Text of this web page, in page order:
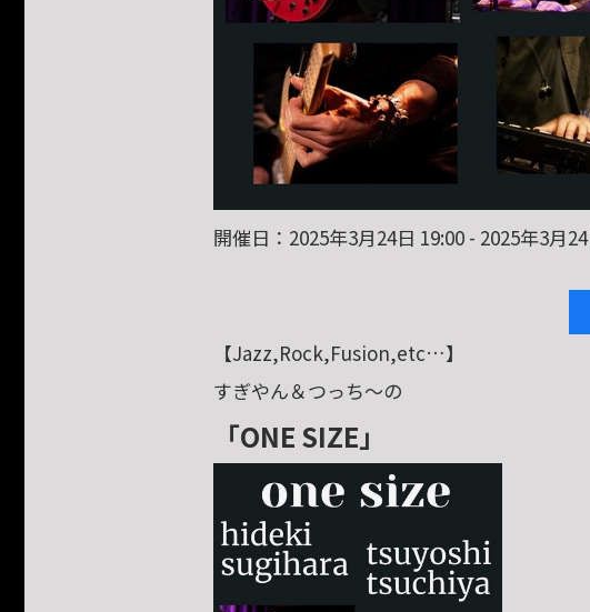
開催日：2025年3月24日 19:00 - 2025年3月
【Jazz,Rock,Fusion,etc…】
すぎやん＆つっち〜の
「ONE SIZE」